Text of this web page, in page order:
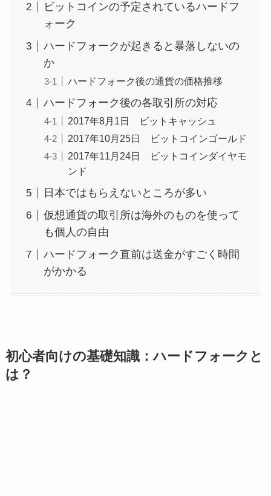
ビットコインの予定されているハードフ
ォーク
ハードフォークが起きると暴落しないの
か
ハードフォーク後の通貨の価格推移
ハードフォーク後の各取引所の対応
2017年8月1日 ビットキャッシュ
2017年10月25日 ビットコインゴールド
2017年11月24日 ビットコインダイヤモ
ンド
日本ではもらえないところが多い
仮想通貨の取引所は海外のものを使って
も個人の自由
ハードフォーク直前は送金がすごく時間
がかかる
初心者向けの基礎知識：ハードフォークと
は？